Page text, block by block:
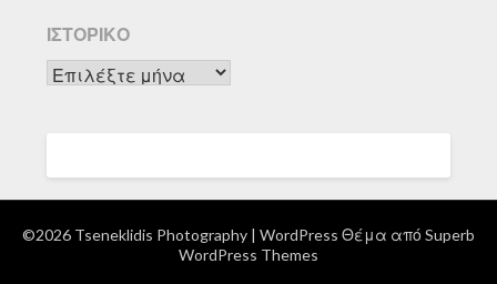
ΙΣΤΟΡΙΚΌ
Ιστορικό
©2026 Tseneklidis Photography | WordPress Θέμα από Superb
WordPress Themes